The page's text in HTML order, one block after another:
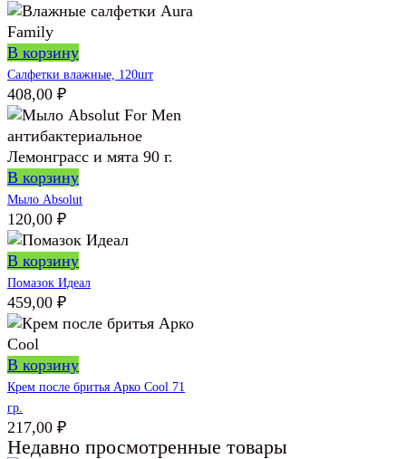
В корзину
Салфетки влажные, 120шт
408,00 ₽
В корзину
Мыло Absolut
120,00 ₽
В корзину
Помазок Идеал
459,00 ₽
В корзину
Крем после бритья Арко Cool 71
гр.
217,00 ₽
Недавно просмотренные товары